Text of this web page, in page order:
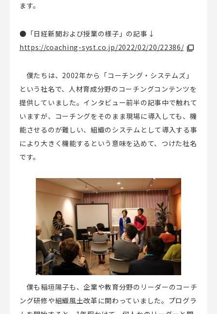
ます。
●「日経新聞および授業の様子」の記事↓
https://coaching-syst.co.jp/2022/02/20/22386/
僕たちは、 2002年から「コーチング・システムズ」
という社名で、人材育成分野のコーチングコンテンツを
提供していました。インタビュー前半の記事中で触れて
いますが、コーチングをそのまま現場に導入しても、機
能させるのが難しい、組織のシステムとして導入する事
により大きく機能するという意味を込めて、つけた社名
です。
僕も稲垣陽子も、企業や教育分野のリーダーのコーチ
ング研修や組織風土改革に関わっていました。プログラ